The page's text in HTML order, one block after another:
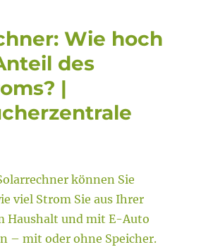
Wie hoch
des
|
können Sie
viel Strom Sie aus Ihrer
Haushalt und mit E-Auto
– mit oder ohne Speicher.